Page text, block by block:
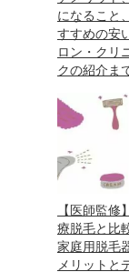
になること
すすめの安
ロン・クリ
クの紹介ま
【医師監修
療脱毛と比
家庭用脱毛
メリットと